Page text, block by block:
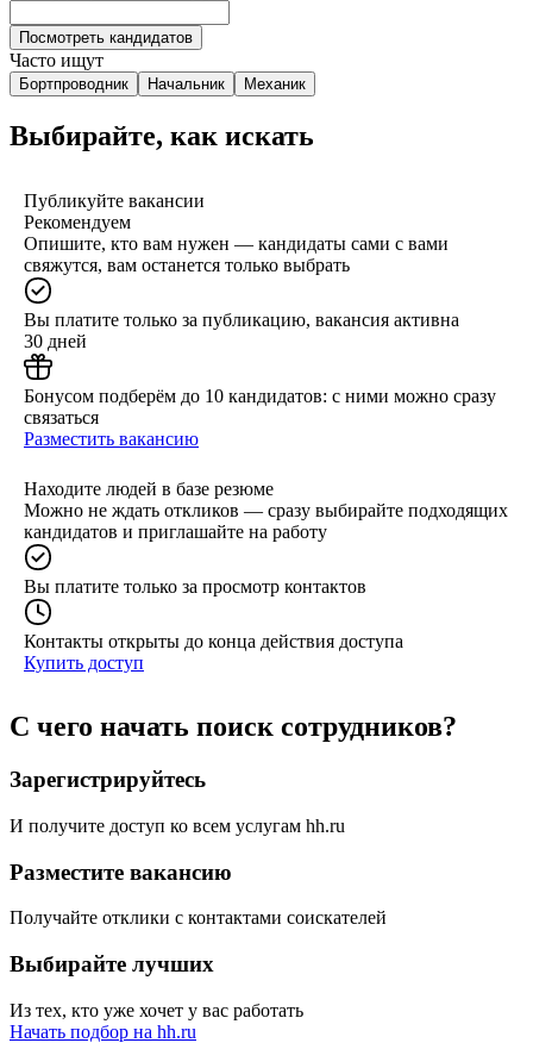
Посмотреть кандидатов
Часто ищут
Бортпроводник Начальник Механик
Выбирайте, как искать
Публикуйте вакансии
Рекомендуем
Опишите, кто вам нужен — кандидаты сами с вами
свяжутся, вам останется только выбрать
Вы платите только за публикацию, вакансия активна
30 дней
Бонусом подберём до 10 кандидатов: с ними можно сразу
связаться
Разместить вакансию
Находите людей в базе резюме
Можно не ждать откликов — сразу выбирайте подходящих
кандидатов и приглашайте на работу
Вы платите только за просмотр контактов
Контакты открыты до конца действия доступа
Купить доступ
С чего начать поиск сотрудников?
Зарегистрируйтесь
И получите доступ ко всем услугам hh.ru
Разместите вакансию
Получайте отклики с контактами соискателей
Выбирайте лучших
Из тех, кто уже хочет у вас работать
Начать подбор на hh.ru